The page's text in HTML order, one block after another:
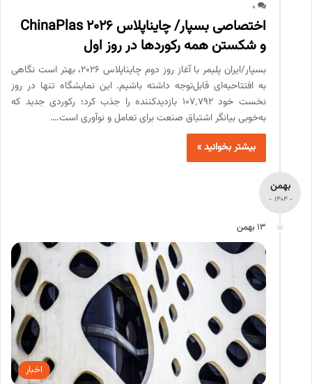
0
اختصاصی بسپار/ چایناپلاس ChinaPlas 2026
و شکستن همه رکوردها در روز اول
بسپار/ایران پلیمر با آغاز روز دوم چایناپلاس ۲۰۲۶، بهتر است نگاهی
به افتتاحیه‌ای قابل‌توجه داشته باشیم. این نمایشگاه تنها در روز
نخست خود ۱۰۷٬۷۹۲ بازدیدکننده را جذب کرد؛ رکوردی جدید که
به‌خوبی بیانگر اشتیاق صنعت برای تعامل و نوآوری است.…
بیشتر بخوانید »
بهمن
- 1404 -
13 بهمن
اخبار